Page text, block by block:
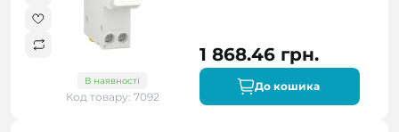
В наявності
Код товару: 7092
1 868.46 грн.
До кошика